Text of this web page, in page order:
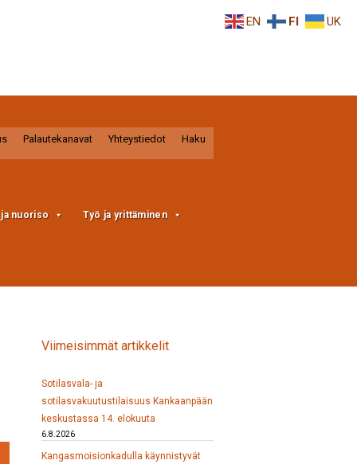
Palautekanavat Yhteystiedot Haku
nuoriso Työ ja yrittäminen
Viimeisimmät artikkelit
Sotilasvala- ja
sotilasvakuutustilaisuus Kankaanpään
keskustassa 14. elokuuta
6.8.2026
Kangasmoisionkadulla käynnistyvät
EN FI UK